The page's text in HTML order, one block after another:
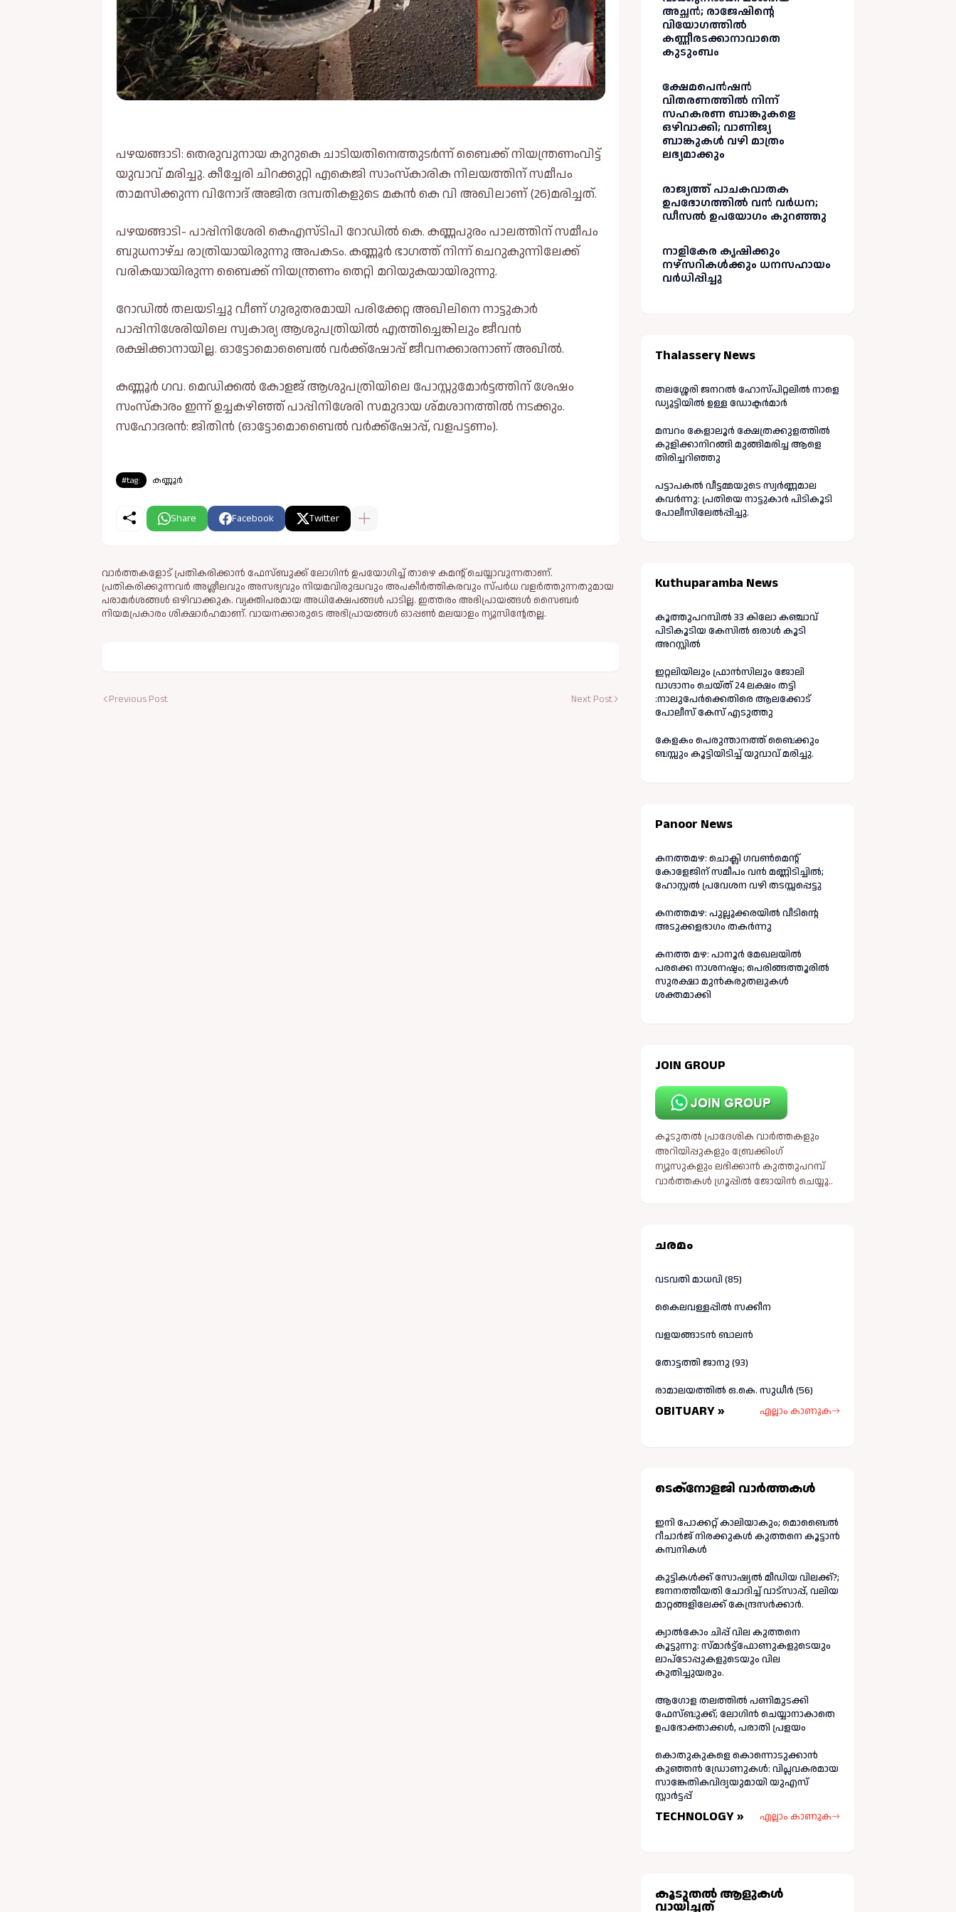
പഴയങ്ങാടി: തെരുവുനായ കുറുകെ ചാടിയതിനെത്തുടര്‍ന്ന് ബൈക്ക് നിയന്ത്രണംവിട്ട്
യുവാവ് മരിച്ചു. കീച്ചേരി ചിറക്കുറ്റി എകെജി സാംസ്‌കാരിക നിലയത്തിന് സമീപം
താമസിക്കുന്ന വിനോദ് അജിത ദമ്പതികളുടെ മകന്‍ കെ വി അഖിലാണ് (26)മരിച്ചത്.
പഴയങ്ങാടി- പാപ്പിനിശേരി കെഎസ്ടിപി റോഡില്‍ കെ. കണ്ണപുരം പാലത്തിന് സമീപം
ബുധനാഴ്ച രാത്രിയായിരുന്നു അപകടം. കണ്ണൂർ ഭാഗത്ത് നിന്ന് ചെറുകുന്നിലേക്ക്
വരികയായിരുന്ന ബൈക്ക് നിയന്ത്രണം തെറ്റി മറിയുകയായിരുന്നു.
റോഡില്‍ തലയടിച്ചു വീണ് ഗുരുതരമായി പരിക്കേറ്റ അഖിലിനെ നാട്ടുകാർ
പാപ്പിനിശേരിയിലെ സ്വകാര്യ ആശുപത്രിയില്‍ എത്തിച്ചെങ്കിലും ജീവൻ
രക്ഷിക്കാനായില്ല. ഓട്ടോമൊബൈല്‍ വർക്ക്ഷോപ്പ് ജീവനക്കാരനാണ് അഖില്‍.
കണ്ണൂർ ഗവ. മെഡിക്കല്‍ കോളജ് ആശുപത്രിയിലെ പോസ്റ്റുമോർട്ടത്തിന് ശേഷം
സംസ്കാരം ഇന്ന് ഉച്ചകഴിഞ്ഞ് പാപ്പിനിശേരി സമുദായ ശ്മശാനത്തില്‍ നടക്കും.
സഹോദരൻ: ജിതിൻ (ഓട്ടോമൊബൈല്‍ വർക്ക്ഷോപ്പ്, വളപട്ടണം).
#tag: കണ്ണൂർ
Share Facebook Twitter
വാർത്തകളോട് പ്രതികരിക്കാൻ ഫേസ്ബുക്ക് ലോഗിൻ ഉപയോഗിച്ച് താഴെ കമന്റ് ചെയ്യാവുന്നതാണ്.
പ്രതികരിക്കുന്നവര്‍ അശ്ലീലവും അസഭ്യവും നിയമവിരുദ്ധവും അപകീര്‍ത്തികരവും സ്പര്‍ധ വളര്‍ത്തുന്നതുമായ
പരാമര്‍ശങ്ങള്‍ ഒഴിവാക്കുക. വ്യക്തിപരമായ അധിക്ഷേപങ്ങള്‍ പാടില്ല. ഇത്തരം അഭിപ്രായങ്ങള്‍ സൈബര്‍
നിയമപ്രകാരം ശിക്ഷാര്‍ഹമാണ്. വായനക്കാരുടെ അഭിപ്രായങ്ങള്‍ ഓപ്പൺ മലയാളം ന്യൂസിന്റേതല്ല.
Previous Post Next Post
അച്ഛൻ; രാജേഷിന്റെ
വിയോഗത്തിൽ
കണ്ണീരടക്കാനാവാതെ
കുടുംബം
ക്ഷേമപെൻഷൻ
വിതരണത്തിൽ നിന്ന്
സഹകരണ ബാങ്കുകളെ
ഒഴിവാക്കി; വാണിജ്യ
ബാങ്കുകൾ വഴി മാത്രം
ലഭ്യമാക്കും
രാജ്യത്ത് പാചകവാതക
ഉപഭോഗത്തിൽ വൻ വർധന;
ഡീസൽ ഉപയോഗം കുറഞ്ഞു
നാളികേര കൃഷിക്കും
നഴ്സറികൾക്കും ധനസഹായം
വർധിപ്പിച്ചു
Thalassery News
തലശ്ശേരി ജനറൽ ഹോസ്പിറ്റലിൽ നാളെ
ഡ്യൂട്ടിയിൽ ഉള്ള ഡോക്ടർമാർ
മമ്പറം കേളാലൂർ ക്ഷേത്രക്കുളത്തിൽ
കുളിക്കാനിറങ്ങി മുങ്ങിമരിച്ച ആളെ
തിരിച്ചറിഞ്ഞു
പട്ടാപകൽ വീട്ടമ്മയുടെ സ്വർണ്ണമാല
കവർന്നു: പ്രതിയെ നാട്ടുകാർ പിടികൂടി
പോലീസിലേൽപ്പിച്ചു.
Kuthuparamba News
കൂത്തുപറമ്പിൽ 33 കിലോ കഞ്ചാവ്
പിടികൂടിയ കേസിൽ ഒരാൾ കൂടി
അറസ്റ്റിൽ
ഇറ്റലിയിലും ഫ്രാൻസിലും ജോലി
വാഗ്ദാനം ചെയ്ത് 24 ലക്ഷം തട്ടി
:നാലുപേർക്കെതിരെ ആലക്കോട്
പോലീസ് കേസ് എടുത്തു
കേളകം പെരുന്താനത്ത് ബൈക്കും
ബസ്സും കൂട്ടിയിടിച്ച് യുവാവ് മരിച്ചു.
Panoor News
കനത്തമഴ: ചൊക്ലി ഗവൺമെന്റ്
കോളേജിന് സമീപം വൻ മണ്ണിടിച്ചിൽ;
ഹോസ്റ്റൽ പ്രവേശന വഴി തടസ്സപ്പെട്ടു
കനത്തമഴ: പുല്ലൂക്കരയിൽ വീടിന്റെ
അടുക്കളഭാഗം തകർന്നു
കനത്ത മഴ: പാനൂർ മേഖലയിൽ
പരക്കെ നാശനഷ്ടം; പെരിങ്ങത്തൂരിൽ
സുരക്ഷാ മുൻകരുതലുകൾ
ശക്തമാക്കി
JOIN GROUP
കൂടുതൽ പ്രാദേശിക വാർത്തകളും
അറിയിപ്പുകളും ബ്രേക്കിംഗ്
ന്യൂസുകളും ലഭിക്കാൻ കുത്തുപറമ്പ്
വാർത്തകൾ ഗ്രൂപ്പിൽ ജോയിൻ ചെയ്യൂ..
ചരമം
വടവതി മാധവി (85)
കൈലവള്ളപ്പിൽ സക്കീന
വളയങ്ങാടൻ ബാലൻ
തോട്ടത്തി ജാനു (93)
രാമാലയത്തിൽ ഒ.കെ. സുധീർ (56)
OBITUARY » എല്ലാം കാണുക
ടെക്നോളജി വാർത്തകള്‍
ഇനി പോക്കറ്റ് കാലിയാകും; മൊബൈൽ
റീചാർജ് നിരക്കുകൾ കുത്തനെ കൂട്ടാൻ
കമ്പനികൾ
കുട്ടികൾക്ക് സോഷ്യൽ മീഡിയ വിലക്ക്?;
ജനനത്തീയതി ചോദിച്ച് വാട്‌സാപ്പ്, വലിയ
മാറ്റങ്ങളിലേക്ക് കേന്ദ്രസർക്കാർ.
ക്വാൽകോം ചിപ്പ് വില കുത്തനെ
കൂട്ടുന്നു: സ്മാർട്ട്ഫോണുകളുടെയും
ലാപ്ടോപ്പുകളുടെയും വില
കുതിച്ചുയരും.
ആഗോള തലത്തിൽ പണിമുടക്കി
ഫേസ്ബുക്ക്; ലോഗിന്‍ ചെയ്യാനാകാതെ
ഉപഭോക്താക്കള്‍, പരാതി പ്രളയം
കൊതുകുകളെ കൊന്നൊടുക്കാൻ
കുഞ്ഞൻ ഡ്രോണുകൾ: വിപ്ലവകരമായ
സാങ്കേതികവിദ്യയുമായി യുഎസ്
സ്റ്റാർട്ടപ്പ്
TECHNOLOGY » എല്ലാം കാണുക
കൂടുതല്‍ ആളുകള്‍
വായിച്ചത്